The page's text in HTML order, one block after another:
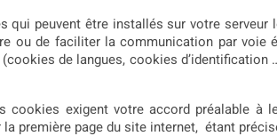
qui peuvent être installés sur votre
ou de faciliter la communication par voie
de langues, cookies
cookies exigent votre accord préalable à
la première page du site internet, étant